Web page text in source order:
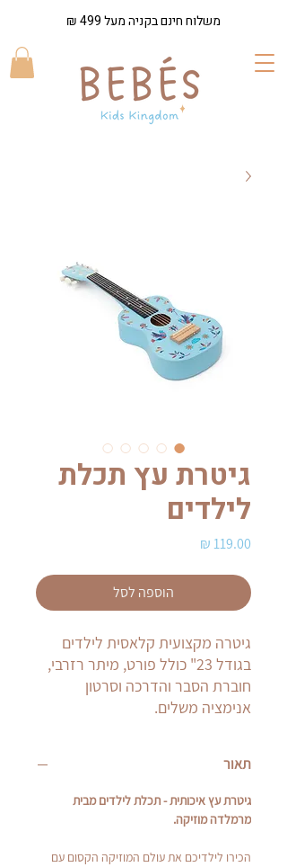
משלוח חינם בקניה מעל 499 ₪
גיטרת עץ תכלת
לילדים
הוספה לסל
גיטרה מקצועית קלאסית לילדים
בגודל 23" כולל פורט, מיתר רזרבי,
חוברת הסבר והדרכה וסרטון
אנימציה משלים.
תאור
גיטרת עץ איכותית - תכלת לילדים מבית
מרמלדה מוזיקה.
הכירו לילדיכם את עולם המוזיקה הקסום עם